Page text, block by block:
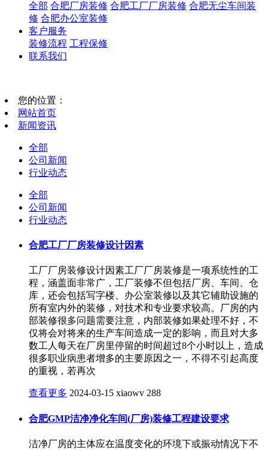
全部 合肥厂房装修 合肥工厂厂房装修 合肥无尘车间装
修 合肥办公室装修
客户服务
装修流程 工程保修
联系我们
您的位置：
网站首页
新闻资讯
全部
公司新闻
行业动态
全部
公司新闻
行业动态
合肥工厂厂房装修设计因素
工厂厂房装修设计因素工厂厂房装修是一项系统性的工
程，涵盖面非常广，工厂装修不但包括厂房、车间、仓
库，还会包括写字楼、办公室装修以及其它辅助设施的
所有室内外的装修，对技术和专业要求较高。厂房的内
部装修很多问题需要注意，内部装修如果处理不好，不
仅将会对将来的生产车间造成一定的影响，而且对大多
数工人每天在厂房里停留的时间超过8个小时以上，造成
很多职业病患者增多的主要原因之一，不得不引起高度
的重视，若再次
查看更多 2024-03-15 xiaowv 288
合肥GMP洁净净化车间(厂房)装修工程建设要求
洁净厂房的主体应在温度变化的环境下或振动情况下不